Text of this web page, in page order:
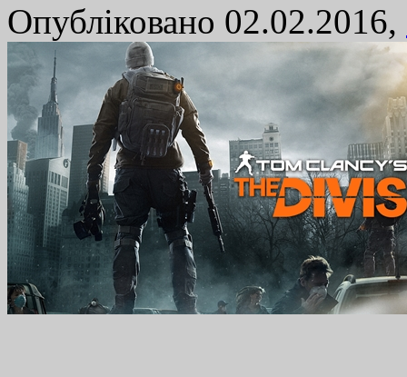
Опубліковано 02.02.2016,